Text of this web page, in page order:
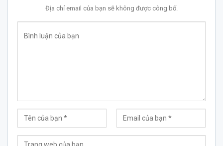
Địa chỉ email của bạn sẽ không được công bố.